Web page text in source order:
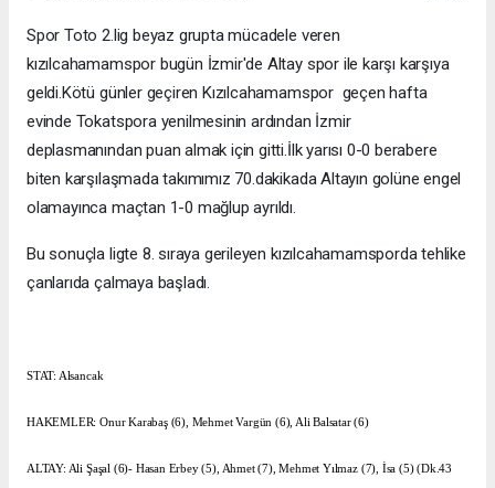
Spor Toto 2.lig beyaz grupta mücadele veren
kızılcahamamspor bugün İzmir'de Altay spor ile karşı karşıya
geldi.Kötü günler geçiren Kızılcahamamspor geçen hafta
evinde Tokatspora yenilmesinin ardından İzmir
deplasmanından puan almak için gitti.İlk yarısı 0-0 berabere
biten karşılaşmada takımımız 70.dakikada Altayın golüne engel
olamayınca maçtan 1-0 mağlup ayrıldı.
Bu sonuçla ligte 8. sıraya gerileyen kızılcahamamsporda tehlike
çanlarıda çalmaya başladı.
STAT: Alsancak
HAKEMLER: Onur Karabaş (6), Mehmet Vargün (6), Ali Balsatar (6)
ALTAY: Ali Şaşal (6)- Hasan Erbey (5), Ahmet (7), Mehmet Yılmaz (7), İsa (5) (Dk.43